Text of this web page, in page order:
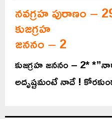
నవగ్రహ పురాణం –
కుజగ్రహ
జననం – 2
కుజగ్రహ జననం – 2*
అదృష్టమంటే నాదే !